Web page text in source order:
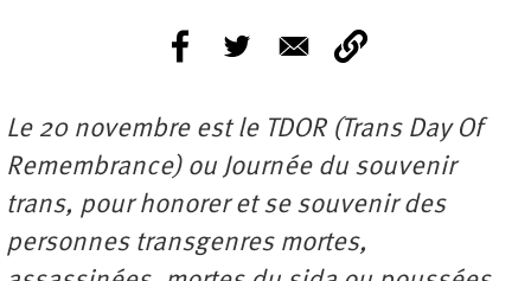
Le 20 novembre est le TDOR (Trans Day Of
Remembrance) ou Journée du souvenir
trans, pour honorer et se souvenir des
personnes transgenres mortes,